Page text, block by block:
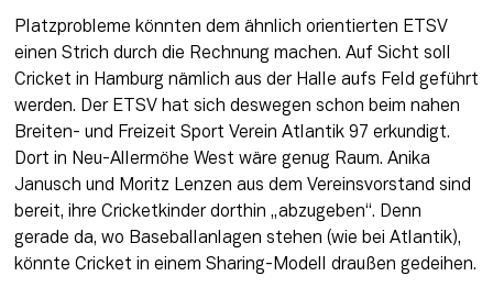
Platzprobleme könnten dem ähnlich orientierten ETSV
einen Strich durch die Rechnung machen. Auf Sicht soll
Cricket in Hamburg nämlich aus der Halle aufs Feld geführt
werden. Der ETSV hat sich deswegen schon beim nahen
Breiten- und Freizeit Sport Verein Atlantik 97 erkundigt.
Dort in Neu-Allermöhe West wäre genug Raum. Anika
Janusch und Moritz Lenzen aus dem Vereinsvorstand sind
bereit, ihre Cricketkinder dorthin „abzugeben“. Denn
gerade da, wo Baseballanlagen stehen (wie bei Atlantik),
könnte Cricket in einem Sharing-Modell draußen gedeihen.